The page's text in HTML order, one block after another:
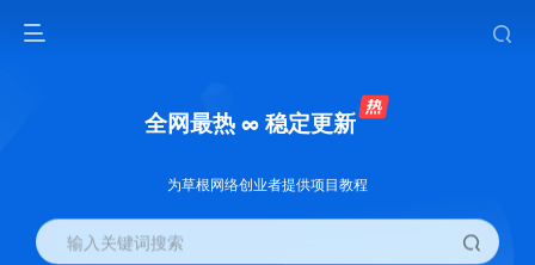
全网最热 ∞ 稳定更新
为草根网络创业者提供项目教程
输入关键词搜索